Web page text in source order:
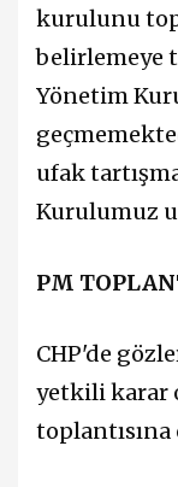
kurulunu
belirlemeye
Yönetim
ufak
Kurulumuz
PM
CHP'de
yetkili karar